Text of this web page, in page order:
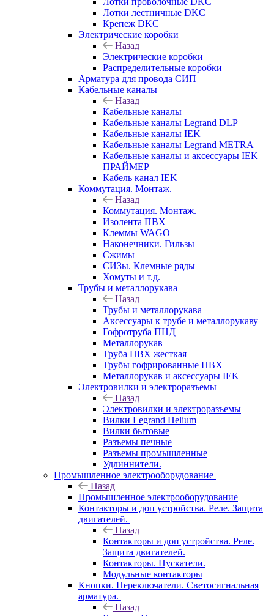
Лотки лестничные DKC
Крепеж DKC
Электрические коробки
Назад
Электрические коробки
Распределительные коробки
Арматура для провода СИП
Кабельные каналы
Назад
Кабельные каналы
Кабельные каналы Legrand DLP
Кабельные каналы IEK
Кабельные каналы Legrand METRA
Кабельные каналы и аксессуары IEK
ПРАЙМЕР
Кабель канал IEK
Коммутация. Монтаж.
Назад
Коммутация. Монтаж.
Изолента ПВХ
Клеммы WAGO
Наконечники. Гильзы
Сжимы
СИЗы. Клемные ряды
Хомуты и т.д.
Трубы и металлорукава
Назад
Трубы и металлорукава
Аксессуары к трубе и металлорукаву
Гофротруба ПНД
Металлорукав
Труба ПВХ жесткая
Трубы гофрированные ПВХ
Металлорукав и аксессуары IEK
Электровилки и электроразъемы
Назад
Электровилки и электроразъемы
Вилки Legrand Helium
Вилки бытовые
Разъемы печные
Разъемы промышленные
Удлиннители.
Промышленное электрооборудование
Назад
Промышленное электрооборудование
Контакторы и доп устройства. Реле. Защита
двигателей.
Назад
Контакторы и доп устройства. Реле.
Защита двигателей.
Контакторы. Пускатели.
Модульные контакторы
Кнопки. Переключатели. Светосигнальная
арматура.
Назад